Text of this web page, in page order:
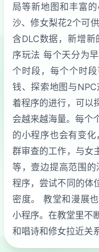
局等新地图和丰富
沙、修女梨花2个可
含DLC数据，新增
序玩法 每个天分为
个时段，每个个时
钱、探索地图与
着程序的进行，可以
会越来越海量。每个
的小程序也会有变
群审查的工作，与女
等，壹边提高范围
程序，尝试不同的体
密度。 教堂和漫展
小程序。在教堂里不
和唱诗和修女拉近关